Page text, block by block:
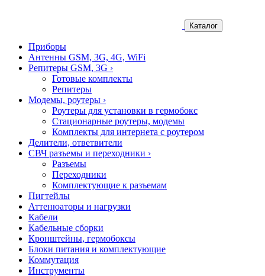
Каталог
Приборы
Антенны GSM, 3G, 4G, WiFi
Репитеры GSM, 3G ›
Готовые комплекты
Репитеры
Модемы, роутеры ›
Роутеры для установки в гермобокс
Стационарные роутеры, модемы
Комплекты для интернета с роутером
Делители, ответвители
СВЧ разъемы и переходники ›
Разъемы
Переходники
Комплектующие к разъемам
Пигтейлы
Аттенюаторы и нагрузки
Кабели
Кабельные сборки
Кронштейны, гермобоксы
Блоки питания и комплектующие
Коммутация
Инструменты